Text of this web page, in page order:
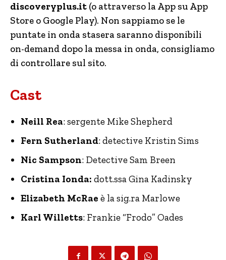
discoveryplus.it (o attraverso la App su App
Store o Google Play). Non sappiamo se le
puntate in onda stasera saranno disponibili
on-demand dopo la messa in onda, consigliamo
di controllare sul sito.
Cast
Neill Rea: sergente Mike Shepherd
Fern Sutherland: detective Kristin Sims
Nic Sampson: Detective Sam Breen
Cristina Ionda: dott.ssa Gina Kadinsky
Elizabeth McRae è la sig.ra Marlowe
Karl Willetts: Frankie “Frodo” Oades